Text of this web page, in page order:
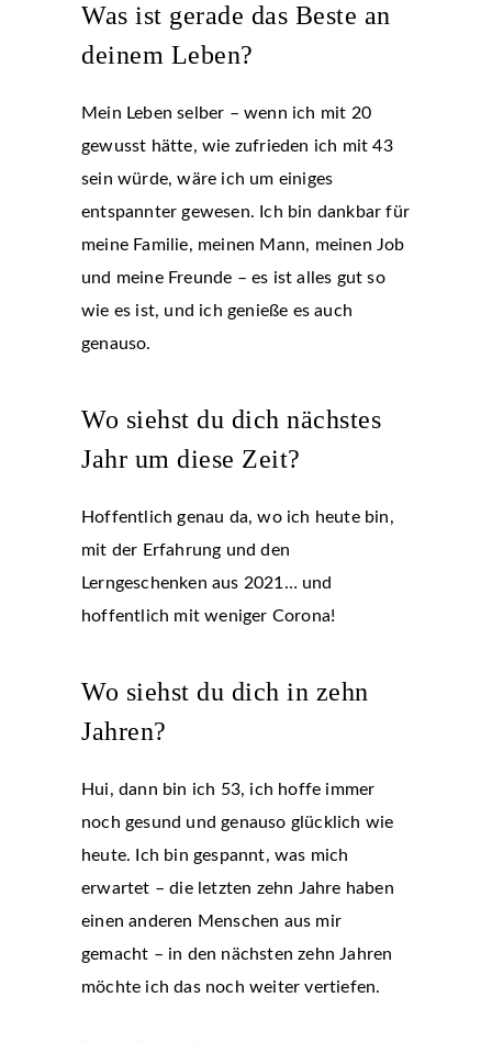
Was ist gerade das Beste an
deinem Leben?
Mein Leben selber – wenn ich mit 20
gewusst hätte, wie zufrieden ich mit 43
sein würde, wäre ich um einiges
entspannter gewesen. Ich bin dankbar für
meine Familie, meinen Mann, meinen Job
und meine Freunde – es ist alles gut so
wie es ist, und ich genieße es auch
genauso.
Wo siehst du dich nächstes
Jahr um diese Zeit?
Hoffentlich genau da, wo ich heute bin,
mit der Erfahrung und den
Lerngeschenken aus 2021… und
hoffentlich mit weniger Corona!
Wo siehst du dich in zehn
Jahren?
Hui, dann bin ich 53, ich hoffe immer
noch gesund und genauso glücklich wie
heute. Ich bin gespannt, was mich
erwartet – die letzten zehn Jahre haben
einen anderen Menschen aus mir
gemacht – in den nächsten zehn Jahren
möchte ich das noch weiter vertiefen.